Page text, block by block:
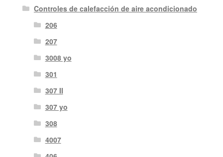
Controles de calefacción de aire acondicionado
206
207
3008 yo
301
307 II
307 yo
308
4007